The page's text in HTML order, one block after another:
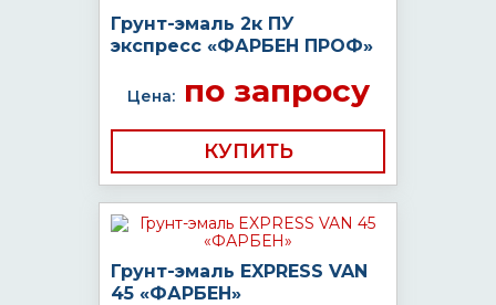
Грунт-эмаль 2к ПУ
экспресс «ФАРБЕН ПРОФ»
Цена:по запросу
КУПИТЬ
Грунт-эмаль EXPRESS VAN
45 «ФАРБЕН»